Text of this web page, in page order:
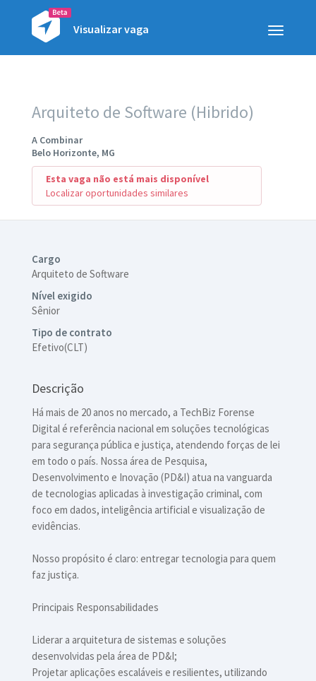
Toggle
Visualizar vaga
Arquiteto de Software (Hibrido)
A Combinar
Belo Horizonte, MG
Esta vaga não está mais disponível
Localizar oportunidades similares
Cargo
Arquiteto de Software
Nível exigido
Sênior
Tipo de contrato
Efetivo(CLT)
Descrição
Há mais de 20 anos no mercado, a TechBiz Forense
Digital é referência nacional em soluções tecnológicas
para segurança pública e justiça, atendendo forças de lei
em todo o país. Nossa área de Pesquisa,
Desenvolvimento e Inovação (PD&I) atua na vanguarda
de tecnologias aplicadas à investigação criminal, com
foco em dados, inteligência artificial e visualização de
evidências.
Nosso propósito é claro: entregar tecnologia para quem
faz justiça.
Principais Responsabilidades
Liderar a arquitetura de sistemas e soluções
desenvolvidas pela área de PD&I;
Projetar aplicações escaláveis e resilientes, utilizando